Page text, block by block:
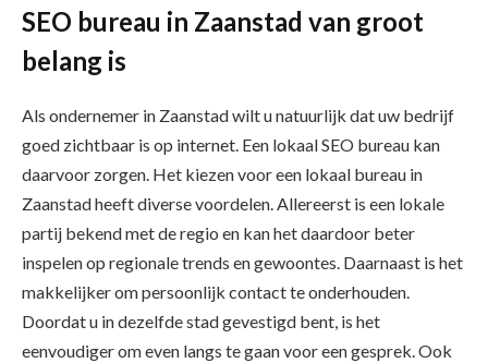
SEO bureau in Zaanstad van groot
belang is
Als ondernemer in Zaanstad wilt u natuurlijk dat uw bedrijf
goed zichtbaar is op internet. Een lokaal SEO bureau kan
daarvoor zorgen. Het kiezen voor een lokaal bureau in
Zaanstad heeft diverse voordelen. Allereerst is een lokale
partij bekend met de regio en kan het daardoor beter
inspelen op regionale trends en gewoontes. Daarnaast is het
makkelijker om persoonlijk contact te onderhouden.
Doordat u in dezelfde stad gevestigd bent, is het
eenvoudiger om even langs te gaan voor een gesprek. Ook